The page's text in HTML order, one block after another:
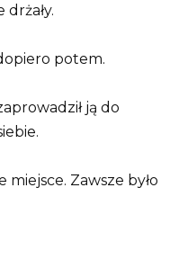
drżały.
potem.
ją do
Zawsze było